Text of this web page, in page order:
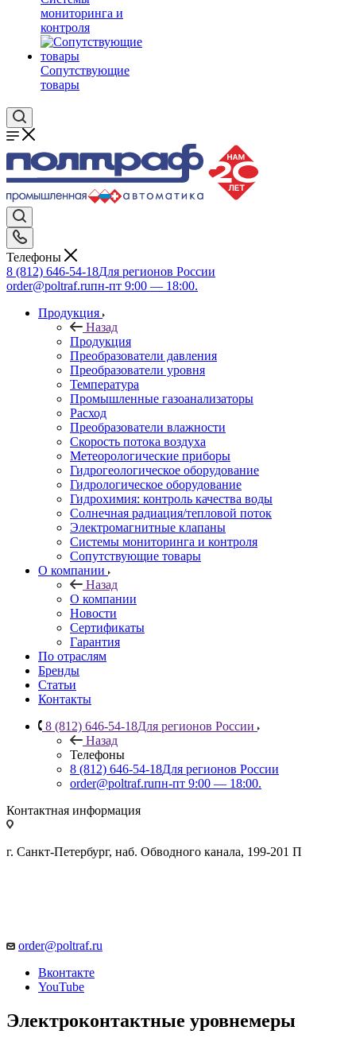
мониторинга и
контроля
Сопутствующие
товары
Телефоны
8 (812) 646-54-18Для регионов России
order@poltraf.ruпн-пт 9:00 — 18:00.
Продукция
Назад
Продукция
Преобразователи давления
Преобразователи уровня
Температура
Промышленные газоанализаторы
Расход
Преобразователи влажности
Скорость потока воздуха
Метеорологические приборы
Гидрогеологическое оборудование
Гидрологическое оборудование
Гидрохимия: контроль качества воды
Солнечная радиация/тепловой поток
Электромагнитные клапаны
Системы мониторинга и контроля
Сопутствующие товары
О компании
Назад
О компании
Новости
Сертификаты
Гарантия
По отраслям
Бренды
Статьи
Контакты
8 (812) 646-54-18Для регионов России
Назад
Телефоны
8 (812) 646-54-18Для регионов России
order@poltraf.ruпн-пт 9:00 — 18:00.
Контактная информация
г. Санкт-Петербург, наб. Обводного канала, 199-201 П
order@poltraf.ru
Вконтакте
YouTube
Электроконтактные уровнемеры